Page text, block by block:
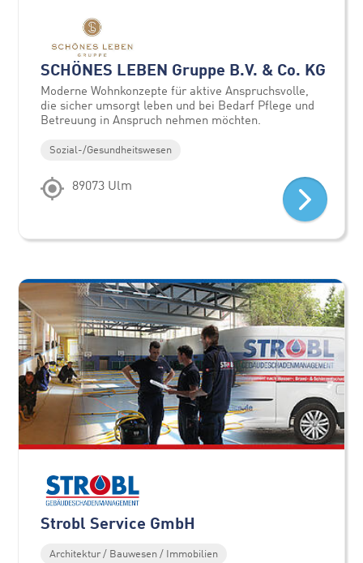
SCHÖNES LEBEN Gruppe B.V. & Co. KG
Moderne Wohnkonzepte für aktive Anspruchsvolle,
die sicher umsorgt leben und bei Bedarf Pflege und
Betreuung in Anspruch nehmen möchten.
Sozial-/Gesundheitswesen
89073 Ulm
Strobl Service GmbH
Architektur / Bauwesen / Immobilien